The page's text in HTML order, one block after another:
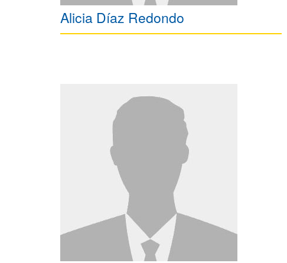
Alicia Díaz Redondo